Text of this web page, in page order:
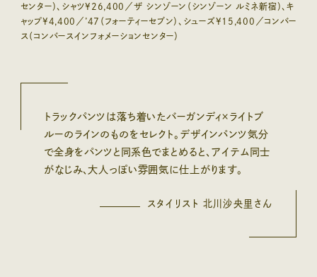
センター）、シャツ¥26,400／ザ シンゾーン（シンゾーン ルミネ新宿）、キ
ャップ¥4,400／’47（フォーティーセブン）、シューズ¥15,400／コンバー
ス（コンバースインフォメーションセンター）
トラックパンツは落ち着いたバーガンディ×ライトブ
ルーのラインのものをセレクト。デザインパンツ気分
で全身をパンツと同系色でまとめると、アイテム同士
がなじみ、大人っぽい雰囲気に仕上がります。
スタイリスト 北川沙央里さん